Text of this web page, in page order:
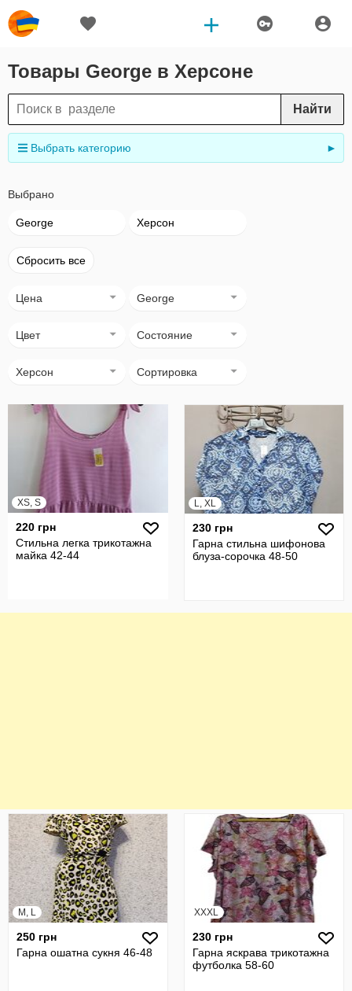
Товары George в Херсоне
Найти
Выбрать категорию ►
Выбрано
George Херсон
Сбросить все
Цена George
Цвет Состояние
Херсон Сортировка
XS, S
220 грн
Стильна легка трикотажна
майка 42-44
L, XL
230 грн
Гарна стильна шифонова
блуза-сорочка 48-50
M, L
250 грн
Гарна ошатна сукня 46-48
XXXL
230 грн
Гарна яскрава трикотажна
футболка 58-60